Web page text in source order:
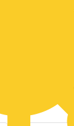
perante
baço e
originando
É com a
que temos
Acupuntura e